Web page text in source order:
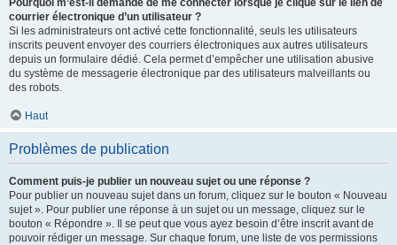
Pourquoi m’est-il demandé de me connecter lorsque je clique sur le lien de
courrier électronique d’un utilisateur ?
Si les administrateurs ont activé cette fonctionnalité, seuls les utilisateurs
inscrits peuvent envoyer des courriers électroniques aux autres utilisateurs
depuis un formulaire dédié. Cela permet d’empêcher une utilisation abusive
du système de messagerie électronique par des utilisateurs malveillants ou
des robots.
Haut
Problèmes de publication
Comment puis-je publier un nouveau sujet ou une réponse ?
Pour publier un nouveau sujet dans un forum, cliquez sur le bouton « Nouveau
sujet ». Pour publier une réponse à un sujet ou un message, cliquez sur le
bouton « Répondre ». Il se peut que vous ayez besoin d’être inscrit avant de
pouvoir rédiger un message. Sur chaque forum, une liste de vos permissions